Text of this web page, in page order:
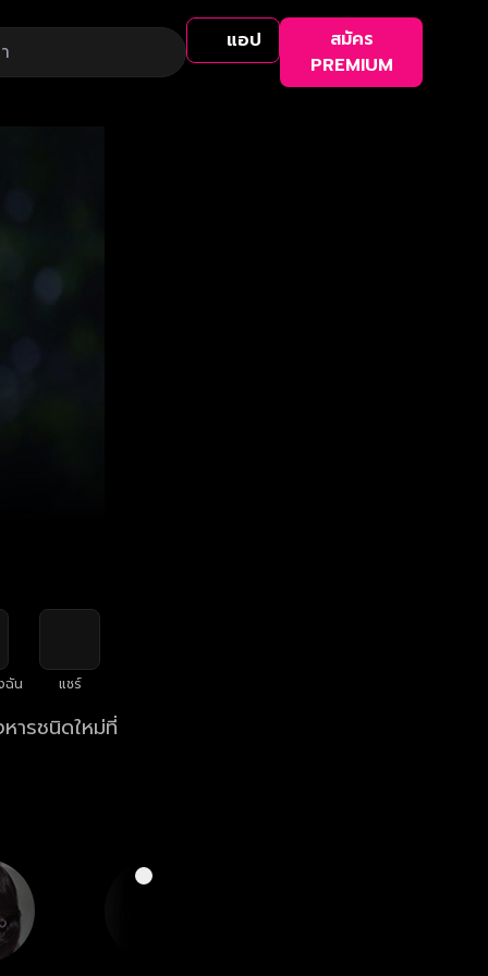
แอป
สมัคร
PREMIUM
ฉัน แชร์
ารชนิดใหม่ที่